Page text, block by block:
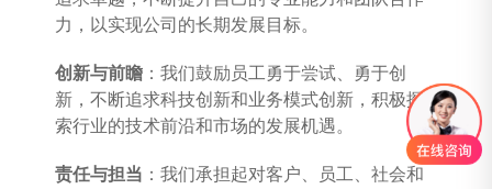
力，以实现公司的长期发展目标。
创新与前瞻 ：我们鼓励员工勇于尝试、勇于创
新，不断追求科技创新和业务模式创新，积极探
索行业的技术前沿和市场的发展机遇。
责任与担当 ：我们承担起对客户、员工、社会和